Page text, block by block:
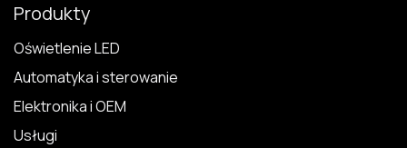
Produkty
Oświetlenie LED
Automatyka i sterowanie
Elektronika i OEM
Usługi